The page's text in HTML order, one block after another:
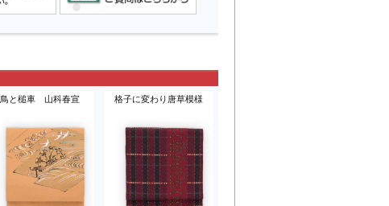
鳥と槌車 山科春宣 格子に変わり唐草模様